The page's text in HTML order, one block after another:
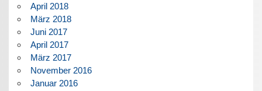
April 2018
März 2018
Juni 2017
April 2017
März 2017
November 2016
Januar 2016